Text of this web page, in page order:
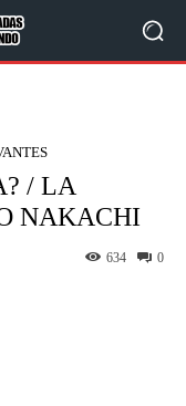
/ LA
NAKACHI
0
634